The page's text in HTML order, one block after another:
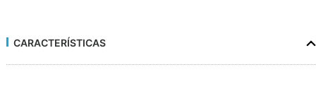
CARACTERÍSTICAS